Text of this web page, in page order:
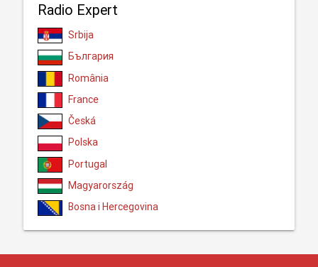
Radio Expert
Srbija
България
România
France
Česká
Polska
Portugal
Magyarország
Bosna i Hercegovina